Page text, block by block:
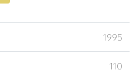
1995
110